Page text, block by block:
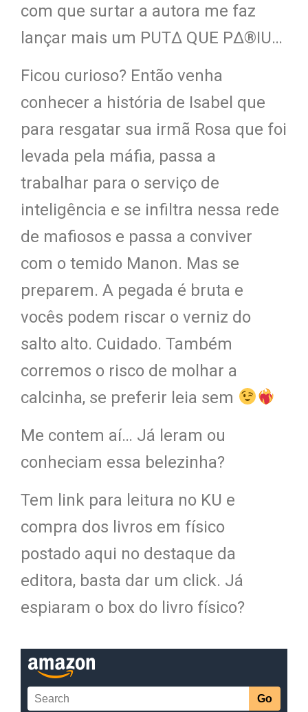
com que surtar a autora me faz
lançar mais um PUT∆ QUE P∆®IU…
Ficou curioso? Então venha
conhecer a história de Isabel que
para resgatar sua irmã Rosa que foi
levada pela máfia, passa a
trabalhar para o serviço de
inteligência e se infiltra nessa rede
de mafiosos e passa a conviver
com o temido Manon. Mas se
preparem. A pegada é bruta e
vocês podem riscar o verniz do
salto alto. Cuidado. Também
corremos o risco de molhar a
calcinha, se preferir leia sem
Me contem aí… Já leram ou
conheciam essa belezinha?
Tem link para leitura no KU e
compra dos livros em físico
postado aqui no destaque da
editora, basta dar um click. Já
espiaram o box do livro físico?